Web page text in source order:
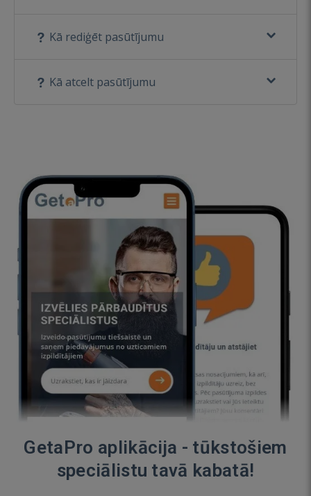
Kā rediģēt pasūtījumu
Kā atcelt pasūtījumu
GetaPro aplikācija - tūkstošiem
speciālistu tavā kabatā!